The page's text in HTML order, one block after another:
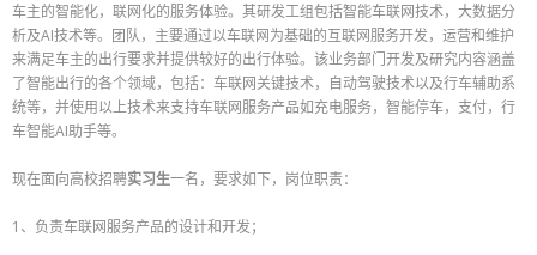
- B3管理咨询
- B4互联网IT
- B41互联网/电商
车主的智能化，联网化的服务体验。其研发工组包括智能车联网技术，大数据分
析及AI技术等。团队，主要通过以车联网为基础的互联网服务开发，运营和维护
来满足车主的出行要求并提供较好的出行体验。该业务部门开发及研究内容涵盖
了智能出行的各个领域，包括：车联网关键技术，自动驾驶技术以及行车辅助系
统等，并使用以上技术来支持车联网服务产品如充电服务，智能停车，支付，行
车智能AI助手等。
现在面向高校招聘实习生一名，要求如下，岗位职责：
1、负责车联网服务产品的设计和开发；